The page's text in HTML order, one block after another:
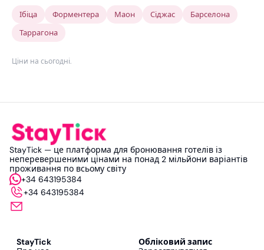
Ібіца Форментера Маон Сіджас
Барселона
Таррагона
Ціни на сьогодні.
StayTick — це платформа для бронювання готелів із
неперевершеними цінами на понад 2 мільйони варіантів
проживання по всьому світу
+34 643195384
+34 643195384
StayTick
Обліковий запис